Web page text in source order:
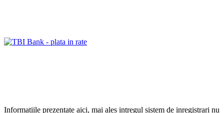
Informatiile prezentate aici, mai ales intregul sistem de inregistrari nu